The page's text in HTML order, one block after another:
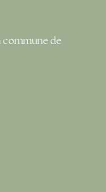
commune de